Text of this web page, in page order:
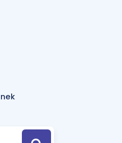
Hesaplama Aracı
için Öneriler
Tek Takvimde